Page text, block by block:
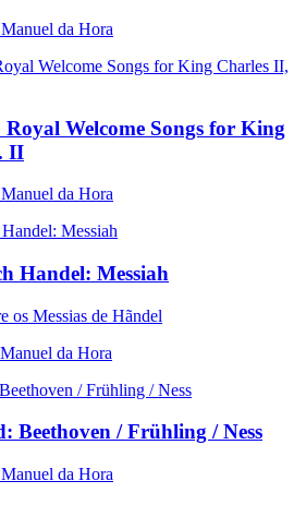
da Hora
Welcome Songs for King
II
da Hora
Handel: Messiah
os Messias de Hãndel
da Hora
Beethoven / Frühling / Ness
da Hora